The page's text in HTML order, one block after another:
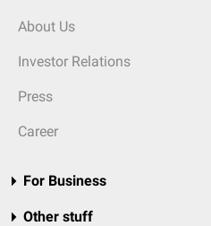
About Us
Investor Relations
Press
Career
For Business
Other stuff